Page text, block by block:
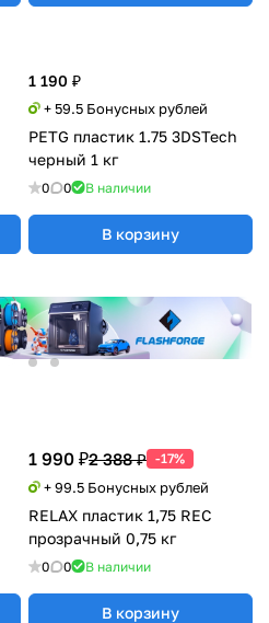
1 190 ₽
+ 59.5 Бонусных рублей
PETG пластик 1.75 3DSTech
черный 1 кг
0 0 В наличии
В корзину
1 990 ₽2 388 ₽ -17%
+ 99.5 Бонусных рублей
RELAX пластик 1,75 REC
прозрачный 0,75 кг
0 0 В наличии
В корзину